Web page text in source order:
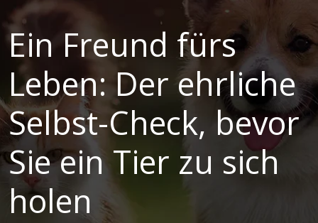
Ein Freund fürs
Leben: Der ehrliche
Selbst-Check, bevor
Sie ein Tier zu sich
holen